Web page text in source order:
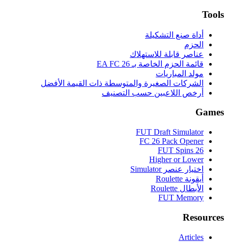
Tools
أداة صنع التشكيلة
الحزم
عناصر قابلة للاستهلاك
قائمة الحزم الخاصة بـ EA FC 26
مولد المباريات
الشركات الصغيرة والمتوسطة ذات القيمة الأفضل
أرخص اللاعبين حسب التصنيف
Games
FUT Draft Simulator
FC 26 Pack Opener
FUT Spins 26
Higher or Lower
اختيار عنصر Simulator
أيقونة Roulette
الأبطال Roulette
FUT Memory
Resources
Articles